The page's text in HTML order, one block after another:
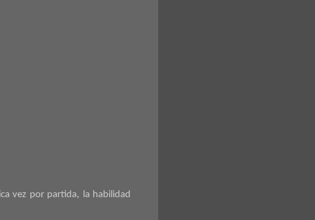
vez por partida, la habilidad